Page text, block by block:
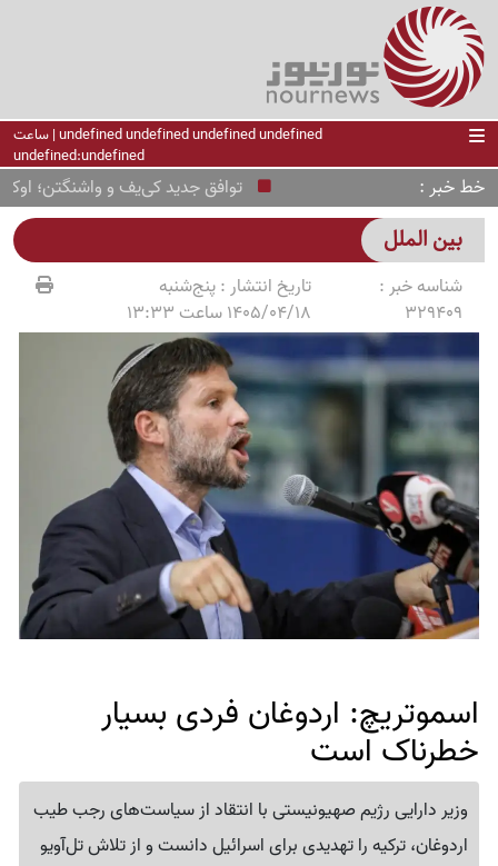
undefined undefined undefined undefined | ساعت
undefined:undefined
خط خبر توافق جدید کی‌یف و واشنگتن؛
بین الملل
شناسه خبر :
329409
تاریخ انتشار :پنج‌شنبه
1405/04/18 ساعت 13:33
اسموتریچ: اردوغان فردی بسیار
خطرناک است
وزیر دارایی رژیم صهیونیستی با انتقاد از سیاست‌های رجب طیب
اردوغان، ترکیه را تهدیدی برای اسرائیل دانست و از تلاش تل‌آویو